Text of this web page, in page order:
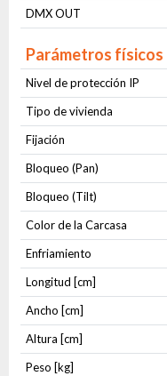
DMX OUT
Parámetros físicos
Nivel de protección IP
Tipo de vivienda
Fijación
Bloqueo (Pan)
Bloqueo (Tilt)
Color de la Carcasa
Enfriamiento
Longitud [cm]
Ancho [cm]
Altura [cm]
Peso [kg]